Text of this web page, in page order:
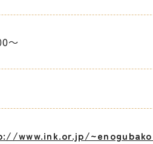
～
www.ink.or.jp/